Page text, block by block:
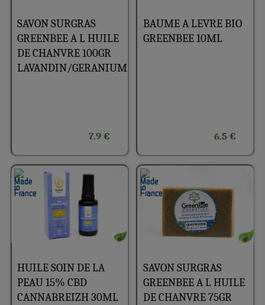
SAVON SURGRAS
GREENBEE A L HUILE
DE CHANVRE 100GR
LAVANDIN/GERANIUM
7.9 €
BAUME A LEVRE BIO
GREENBEE 10ML
6.5 €
HUILE SOIN DE LA
PEAU 15% CBD
CANNABREIZH 30ML
SAVON SURGRAS
GREENBEE A L HUILE
DE CHANVRE 75GR